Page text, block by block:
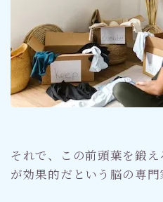
それで、この前頭葉を鍛
が効果的だという脳の専門